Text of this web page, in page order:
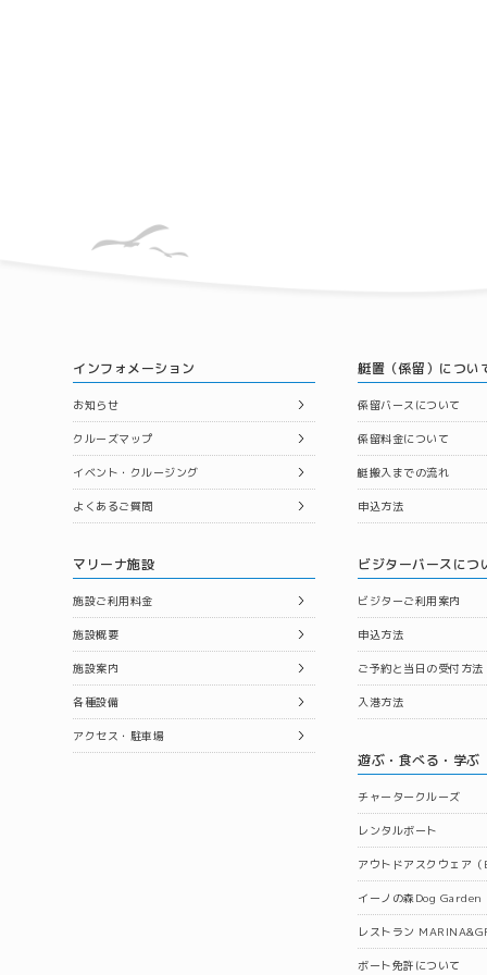
インフォメーション
お知らせ
クルーズマップ
イベント・クルージング
よくあるご質問
マリーナ施設
施設ご利用料金
施設概要
施設案内
各種設備
アクセス・駐車場
艇置（係留）につい
係留バースについて
係留料金について
艇搬入までの流れ
申込方法
ビジターバースにつ
ビジターご利用案内
申込方法
ご予約と当日の受付方法
入港方法
遊ぶ・食べる・学ぶ
チャータークルーズ
レンタルボート
アウトドアスクウェア（
イーノの森Dog Garden
レストラン
ボート免許について